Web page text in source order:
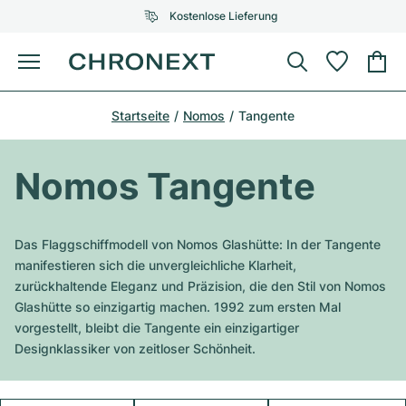
Kostenlose Lieferung
Menü
AUSGEWÄHLTE MARKEN
Alle Rolex Modelle
Top-Modelle
Omega
Alle Omega Modelle
Top-Modelle
Patek Philippe
Alle Patek Philippe Modelle
Audemars Piguet
Cartier
Schmuck
AUSGEWÄHLTE MARKEN
Tiffany
Louis Vuitton
Gebauer & Gebauer
Van Cleef & Arpels
Neuzugänge
Startseite Nomos Tangente
Nomos Tangente
Das Flaggschiffmodell von Nomos Glashütte: In der Tangente
manifestieren sich die unvergleichliche Klarheit,
zurückhaltende Eleganz und Präzision, die den Stil von Nomos
Glashütte so einzigartig machen. 1992 zum ersten Mal
vorgestellt, bleibt die Tangente ein einzigartiger
Designklassiker von zeitloser Schönheit.